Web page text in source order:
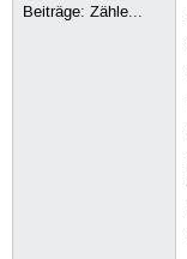
Beiträge:Zähle...